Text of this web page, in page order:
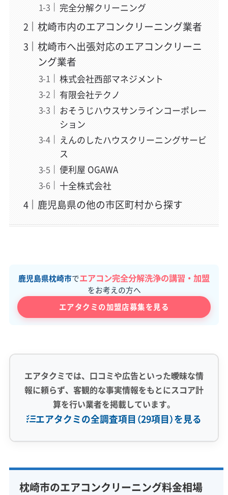
完全分解クリーニング
枕崎市内のエアコンクリーニング業者
枕崎市へ出張対応のエアコンクリーニ
ング業者
株式会社西部マネジメント
有限会社テクノ
おそうじハウスサンラインコーポレー
ション
えんのしたハウスクリーニングサービ
ス
便利屋 OGAWA
十全株式会社
鹿児島県の他の市区町村から探す
鹿児島県枕崎市でエアコン完全分解洗浄の講習・加盟
をお考えの方へ
エアタクミの加盟店募集を見る
エアタクミでは、口コミや広告といった曖昧な情
報に頼らず、客観的な事実情報をもとにスコア計
算を行い業者を掲載しています。
エアタクミの全調査項目（29項目）を見る
完全分解洗浄 部分クリーニング
実績10年以上
枕崎市のエアコンクリーニング料金相場